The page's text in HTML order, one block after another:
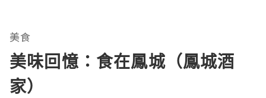
美食
美味回憶：食在鳳城（鳳城酒
家）